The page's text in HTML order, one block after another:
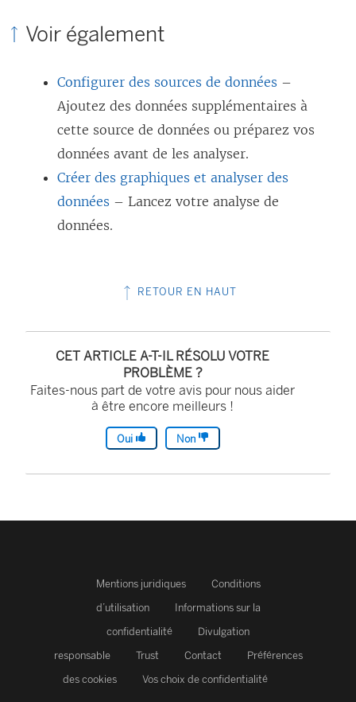
Voir également
Configurer des sources de données –
Ajoutez des données supplémentaires à
cette source de données ou préparez vos
données avant de les analyser.
Créer des graphiques et analyser des
données – Lancez votre analyse de
données.
RETOUR EN HAUT
CET ARTICLE A-T-IL RÉSOLU VOTRE
PROBLÈME ?
Faites-nous part de votre avis pour nous aider
à être encore meilleurs !
Oui Non
Mentions juridiques
Conditions
d’utilisation
Informations sur la
confidentialité
Divulgation
responsable
Trust Contact
Préférences
des cookies
Vos choix de confidentialité